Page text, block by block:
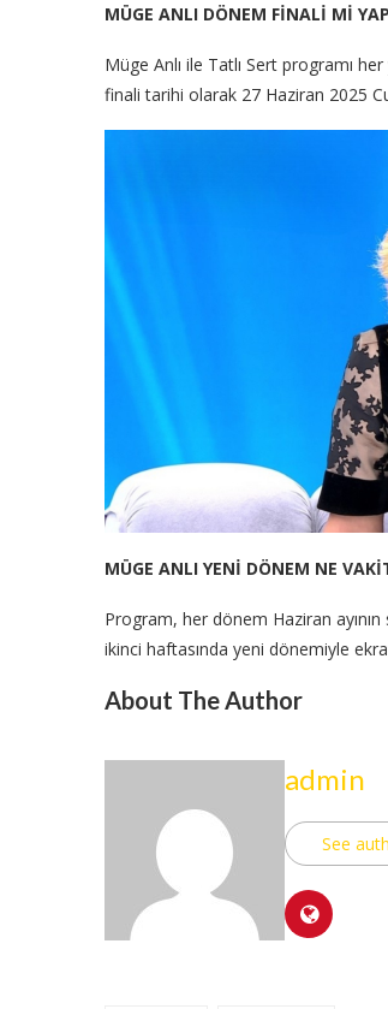
MÜGE ANLI DÖNEM FİNALİ Mİ
Müge Anlı ile Tatlı Sert programı
finali tarihi olarak 27 Haziran 2025
MÜGE ANLI YENİ DÖNEM NE
Program, her dönem Haziran
ikinci haftasında yeni dönemiyle
About The Author
admin
See